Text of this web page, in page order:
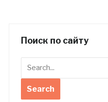
Поиск по сайту